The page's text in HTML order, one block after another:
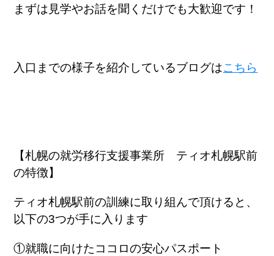
まずは見学やお話を聞くだけでも大歓迎です！
入口までの様子を紹介しているブログはこちら
【札幌の就労移行支援事業所 ティオ札幌駅前
の特徴】
ティオ札幌駅前の訓練に取り組んで頂けると、
以下の3つが手に入ります
①就職に向けたココロの安心パスポート